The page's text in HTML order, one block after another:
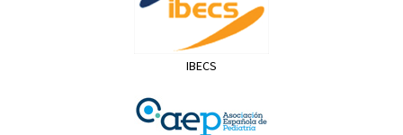
IBECS